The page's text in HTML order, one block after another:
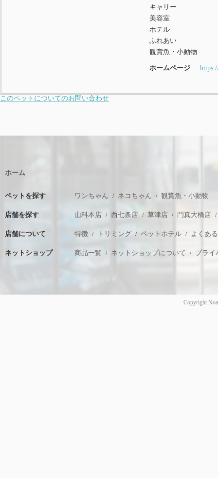
キャリー
美容室
ホテル
ふれあい
観賞魚・小動物
ホームページ
このペットについてのお問い合わせ
ホーム
ペットを探す ワンちゃん ネコちゃん 観賞魚・小動物
店舗を探す 山科本店 西七条店 草津店 門真大橋店
店舗について 特徴 トリミング ペットホテル よくあ
ネットショップ 商品一覧 ネットショップについて プライ
Copyright